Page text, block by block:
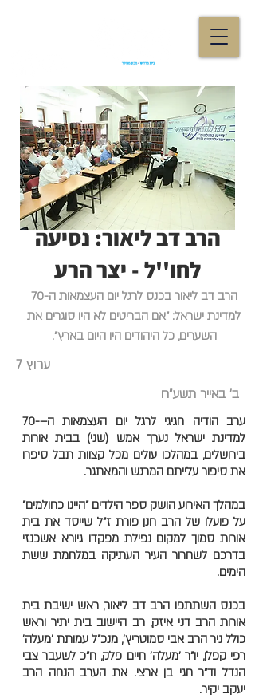
הרב דב ליאור: נסיעה
לחו''ל - יצר הרע
הרב דב ליאור בכנס לרגל יום העצמאות ה-70
למדינת ישראל: "אם הבריטים לא היו סוגרים את
השערים, כל היהודים היו היום בארץ".
ערוץ 7
ב' באייר תשע"ח
ערב הודיה חגיגי לרגל יום העצמאות ה–-70
למדינת ישראל נערך אמש (שני) בבית אורות
בירושלים, במהלכו עולים מכל קצוות תבל סיפרו
את סיפור עלייתם המרגש והמאתגר.
במהלך האירוע הושק ספר הילדים "היינו כחולמים"
על פועלו של הרב חנן פורת ז"ל שייסד את בית
אורות סמוך למקום נפילת מפקדו גיורא אשכנזי
בדרכם לשחרור העיר העתיקה במלחמת ששת
הימים.
בכנס השתתפו הרב דב ליאור, ראש ישיבת בית
אורות הרב דני איזק, רב היישוב בית יתיר וראש
כולל ניר הרב אבי סמוטריץ', מנכ"ל עמותת 'מעלה'
רפי קפלן, יו"ר 'מעלה' חיים פלק, ח"כ לשעבר צבי
הנדל וד"ר חגי בן ארצי. את הערב הנחה הרב
יעקב יקיר.